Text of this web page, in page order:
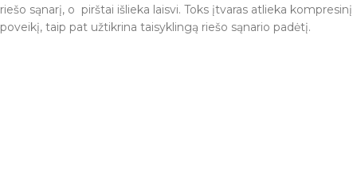
riešo sąnarį, o pirštai išlieka laisvi. Toks įtvaras atlieka kompresinį
poveikį, taip pat užtikrina taisyklingą riešo sąnario padėtį.